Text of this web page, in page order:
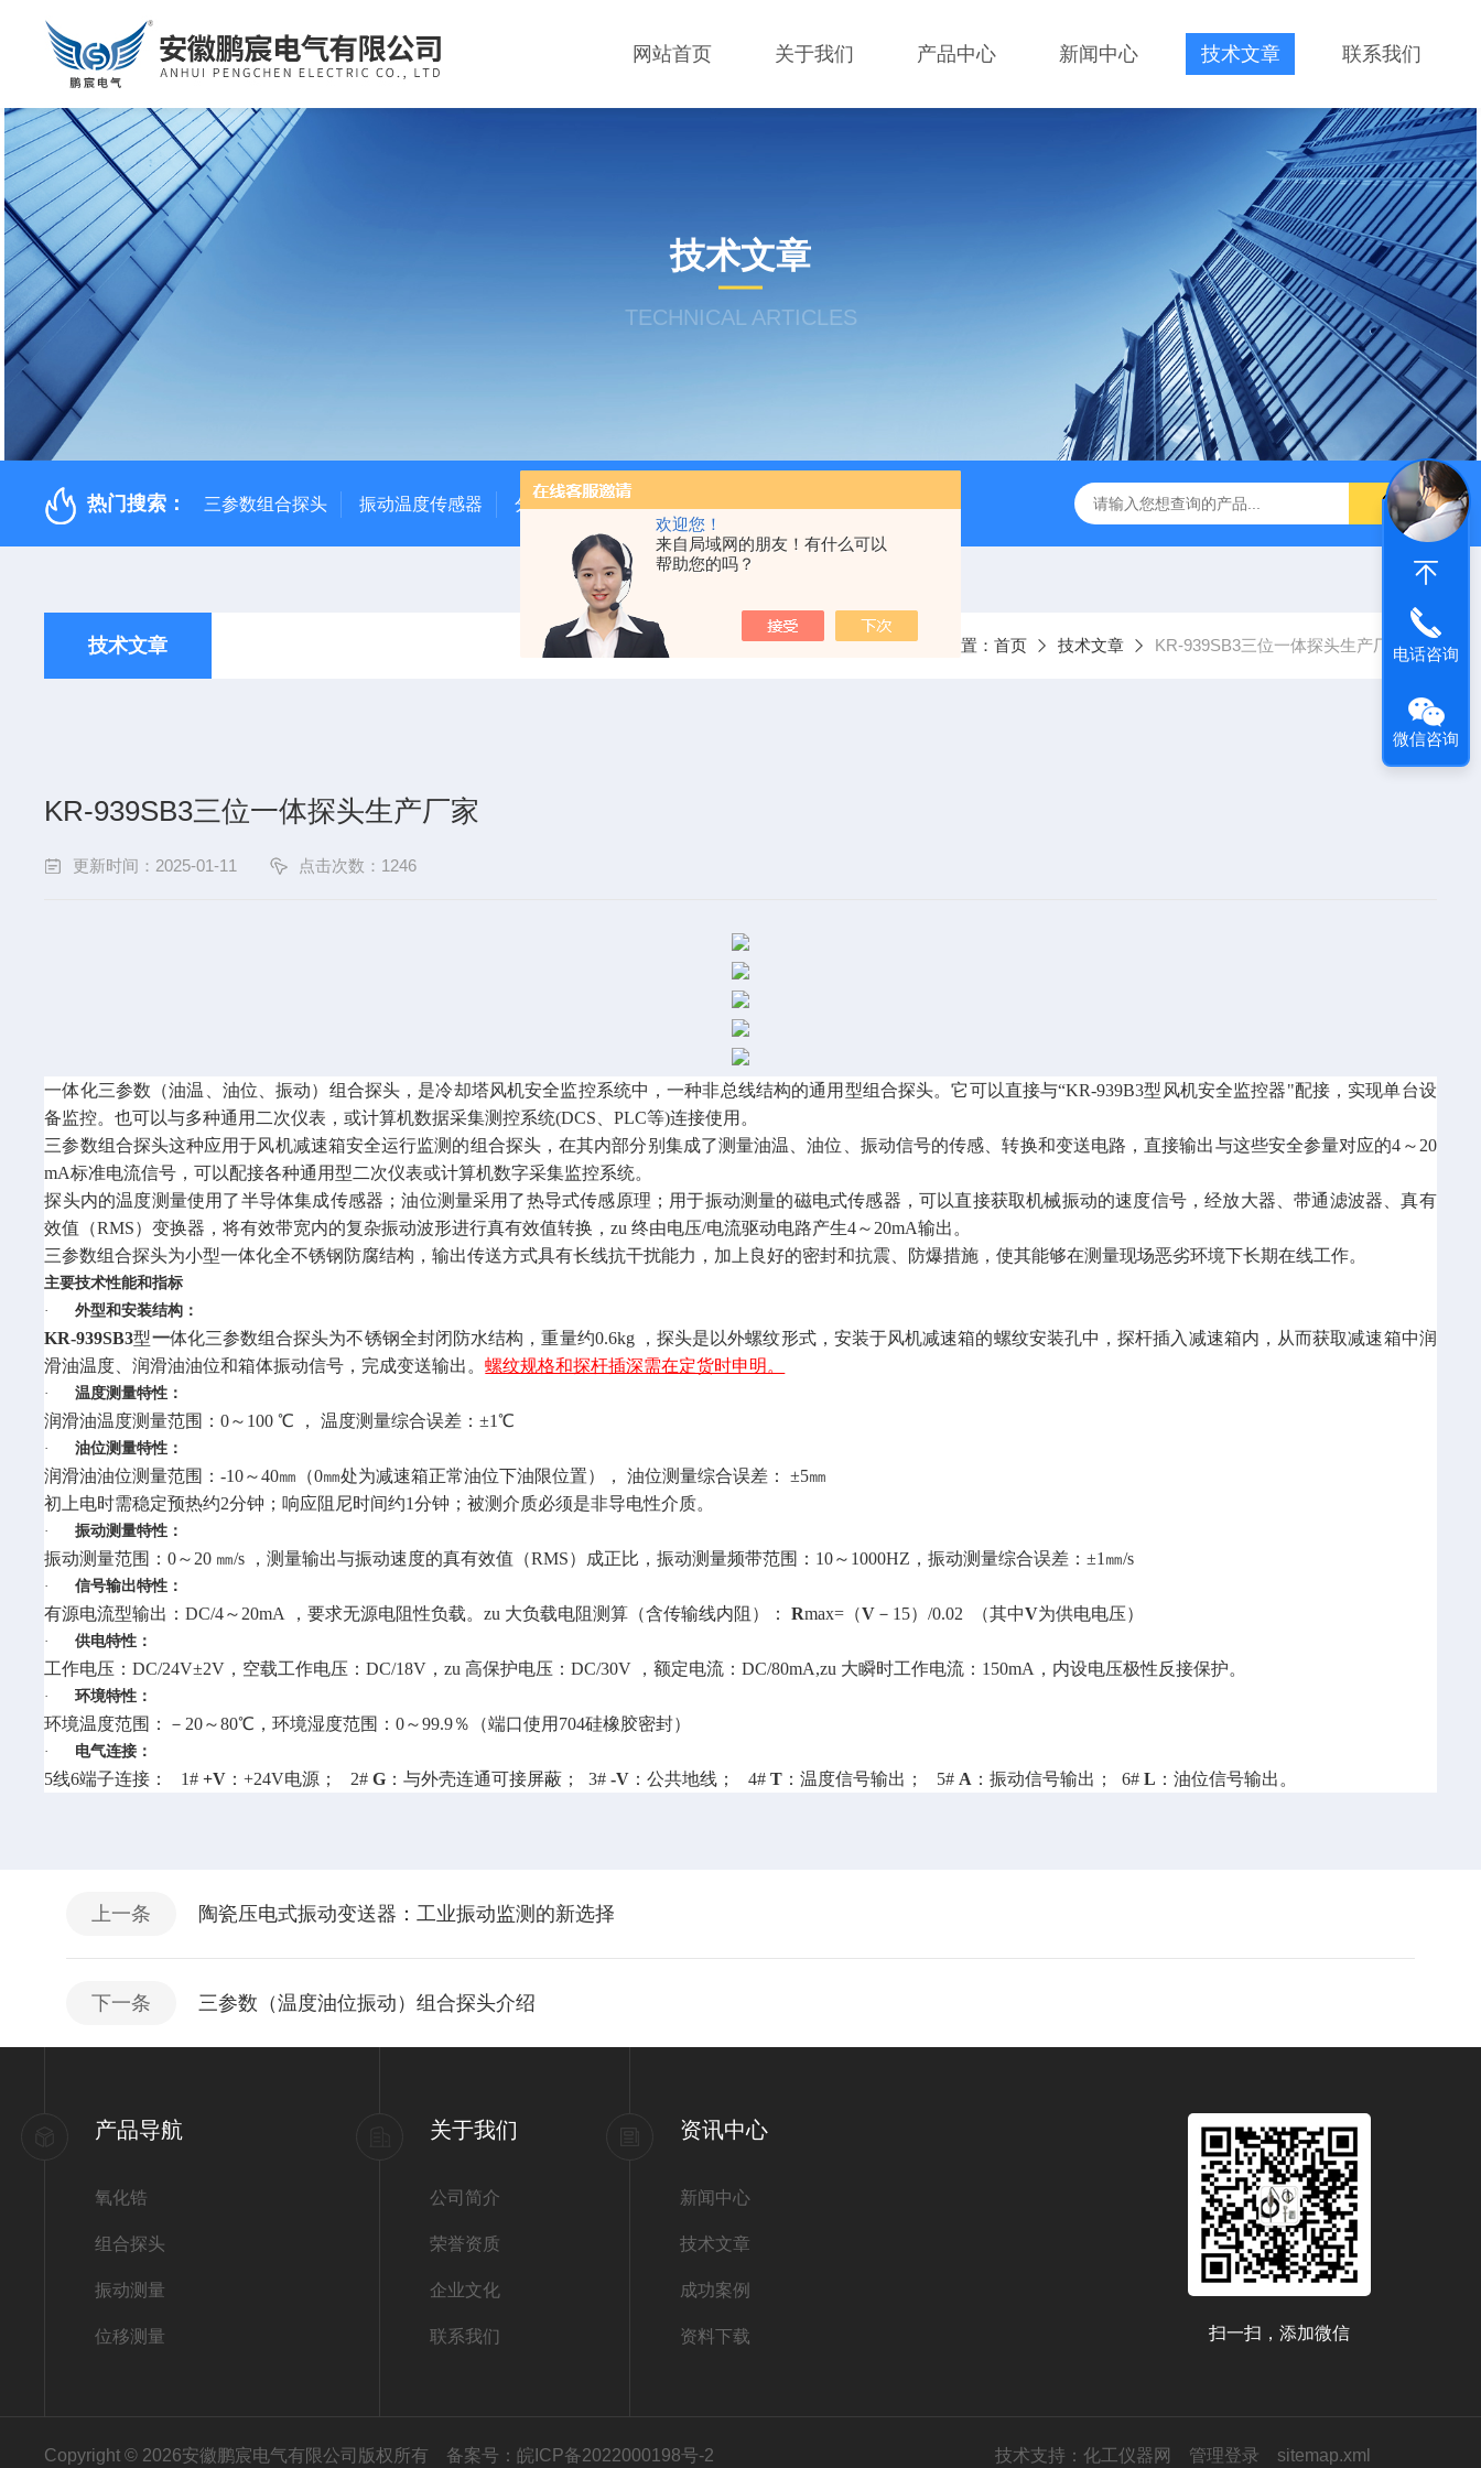
欢迎您！
来自局域网的朋友！有什么可以
帮助您的吗？
网站首页 关于我们 产品中心 新闻中心 技术文章 联系我们
技术文章
TECHNICAL ARTICLES
热门搜索： 三参数组合探头 振动温度传感器 分体式氧化锆氧量分析仪
技术文章 当前位置： 首页 技术文章 KR-939SB3三位一体探头生产厂家
KR-939SB3三位一体探头生产厂家
更新时间：2025-01-11 点击次数：1246
一体化三参数（油温、油位、振动）组合探头，是冷却塔风机安全监控系统中，一种非总线结构的通用型组合探头。它可以直接与“KR-939B3型风机安全监控器"配接，实现单台设
备监控。也可以与多种通用二次仪表，或计算机数据采集测控系统(DCS、PLC等)连接使用。
三参数组合探头这种应用于风机减速箱安全运行监测的组合探头，在其内部分别集成了测量油温、油位、振动信号的传感、转换和变送电路，直接输出与这些安全参量对应的4～20
mA标准电流信号，可以配接各种通用型二次仪表或计算机数字采集监控系统。
探头内的温度测量使用了半导体集成传感器；油位测量采用了热导式传感原理；用于振动测量的磁电式传感器，可以直接获取机械振动的速度信号，经放大器、带通滤波器、真有
效值（RMS）变换器，将有效带宽内的复杂振动波形进行真有效值转换，zu 终由电压/电流驱动电路产生4～20mA输出。
三参数组合探头为小型一体化全不锈钢防腐结构，输出传送方式具有长线抗干扰能力，加上良好的密封和抗震、防爆措施，使其能够在测量现场恶劣环境下长期在线工作。
主要技术性能和指标
·
外型和安装结构：
KR-939SB3型一体化三参数组合探头为不锈钢全封闭防水结构，重量约0.6kg ，探头是以外螺纹形式，安装于风机减速箱的螺纹安装孔中，探杆插入减速箱内，从而获取减速箱中润
滑油温度、润滑油油位和箱体振动信号，完成变送输出。螺纹规格和探杆插深需在定货时申明。
· 温度测量特性：
润滑油温度测量范围：0～100 ℃ ， 温度测量综合误差：±1℃
· 油位测量特性：
润滑油油位测量范围：-10～40㎜（0㎜处为减速箱正常油位下油限位置）， 油位测量综合误差： ±5㎜
初上电时需稳定预热约2分钟；响应阻尼时间约1分钟；被测介质必须是非导电性介质。
· 振动测量特性：
振动测量范围：0～20 ㎜/s ，测量输出与振动速度的真有效值（RMS）成正比，振动测量频带范围：10～1000HZ，振动测量综合误差：±1㎜/s
· 信号输出特性：
有源电流型输出：DC/4～20mA ，要求无源电阻性负载。zu 大负载电阻测算（含传输线内阻）：Rmax=（V －15）/0.02 （其中V为供电电压）
· 供电特性：
工作电压：DC/24V±2V，空载工作电压：DC/18V，zu 高保护电压：DC/30V ，额定电流：DC/80mA,zu 大瞬时工作电流：150mA，内设电压极性反接保护。
· 环境特性：
环境温度范围：－20～80℃，环境湿度范围：0～99.9％（端口使用704硅橡胶密封）
· 电气连接：
5线6端子连接： 1#+V ：+24V电源； 2# G ：与外壳连通可接屏蔽； 3# -V ：公共地线； 4# T ：温度信号输出； 5# A ：振动信号输出； 6#L ：油位信号输出。
上一条 陶瓷压电式振动变送器：工业振动监测的新选择
下一条 三参数（温度油位振动）组合探头介绍
产品导航
氧化锆
组合探头
振动测量
位移测量
关于我们
公司简介
荣誉资质
企业文化
联系我们
资讯中心
新闻中心
技术文章
成功案例
资料下载 扫一扫，添加微信
Copyright © 2026安徽鹏宸电气有限公司版权所有 备案号：皖ICP备2022000198号-2 技术支持： 化工仪器网 管理登录 sitemap.xml
电话咨询
微信咨询